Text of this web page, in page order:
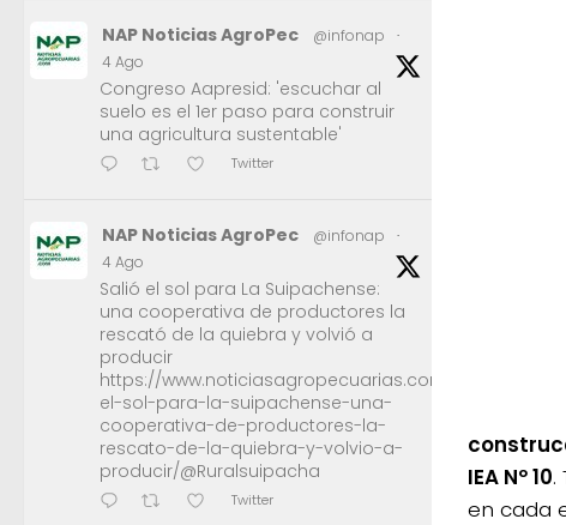
IEA Nº 10.
en cada
NAP Noticias AgroPec @infonap
·
4 Ago
Congreso Aapresid: 'escuchar al
suelo es el 1er paso para construir
una agricultura sustentable'
Twitter
NAP Noticias AgroPec @infonap
·
4 Ago
Salió el sol para La Suipachense:
una cooperativa de productores la
rescató de la quiebra y volvió a
producir
https://www.noticiasagropecuarias.com/2026/08/04/
el-sol-para-la-suipachense-una-
cooperativa-de-productores-la-
rescato-de-la-quiebra-y-volvio-a-
producir/@Ruralsuipacha
Twitter